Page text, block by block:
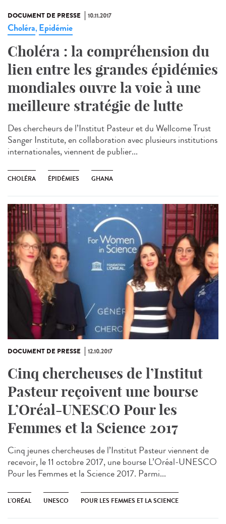
DOCUMENT DE PRESSE 10.11.2017
Choléra, Epidémie
Choléra : la compréhension du
lien entre les grandes épidémies
mondiales ouvre la voie à une
meilleure stratégie de lutte
Des chercheurs de l’Institut Pasteur et du Wellcome Trust
Sanger Institute, en collaboration avec plusieurs institutions
internationales, viennent de publier...
CHOLÉRA ÉPIDÉMIES GHANA
DOCUMENT DE PRESSE 12.10.2017
Cinq chercheuses de l’Institut
Pasteur reçoivent une bourse
L’Oréal-UNESCO Pour les
Femmes et la Science 2017
Cinq jeunes chercheuses de l’Institut Pasteur viennent de
recevoir, le 11 octobre 2017, une bourse L’Oréal-UNESCO
Pour les Femmes et la Science 2017. Parmi...
L'ORÉAL UNESCO POUR LES FEMMES ET LA SCIENCE